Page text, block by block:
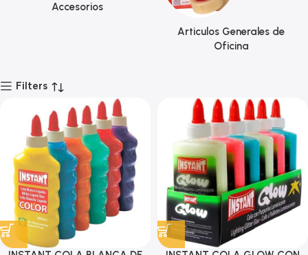
Accesorios
Articulos Generales de
Oficina
Filters